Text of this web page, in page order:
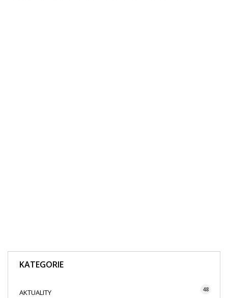
KATEGORIE
AKTUALITY 48